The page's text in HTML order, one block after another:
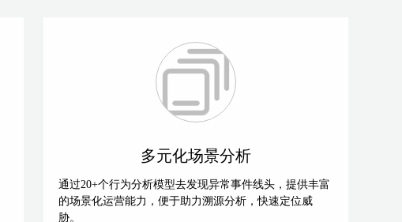
多元化场景分析
通过20+个行为分析模型去发现异常事件线头，提供丰富
的场景化运营能力，便于助力溯源分析，快速定位威
胁。